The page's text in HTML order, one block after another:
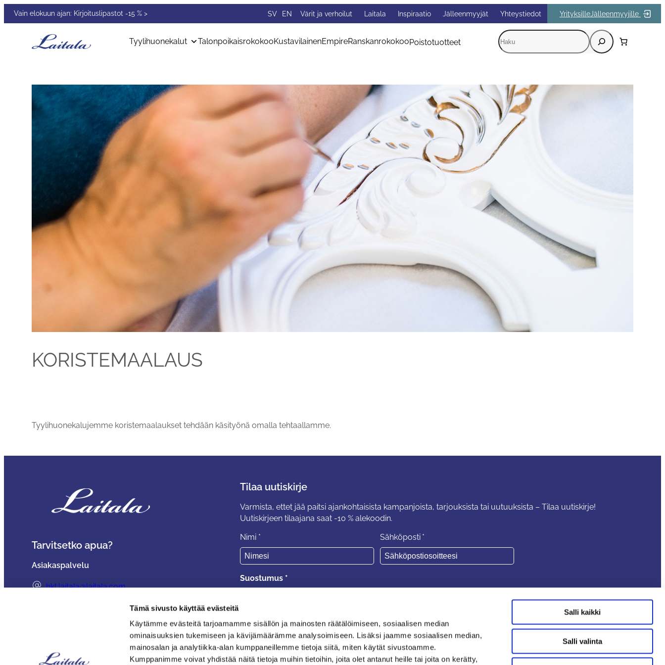
Tämä sivusto käyttää evästeitä
Käytämme evästeitä tarjoamamme sisällön ja mainosten räätälöimiseen, sosiaalisen median
ominaisuuksien tukemiseen ja kävijämäärämme analysoimiseen. Lisäksi jaamme sosiaalisen median,
mainosalan ja analytiikka-alan kumppaneillemme tietoja siitä, miten käytät sivustoamme.
Kumppanimme voivat yhdistää näitä tietoja muihin tietoihin, joita olet antanut heille tai joita on kerätty,
Salli kaikki
Salli valinta
SiirryVain elokuun ajan: Kirjoituslipastot -15 % > SV EN Värit ja verhoilut Laitala Inspiraatio Jälleenmyyjät Yhteystiedot YrityksilleJälleenmyyjille
Tyylihuonekalut TalonpoikaisrokokooKustavilainenEmpireRanskanrokokooPoistotuotteet
Etsi
KORISTEMAALAUS
Tyylihuonekalujemme koristemaalaukset tehdään käsityönä omalla tehtaallamme.
Tarvitsetko apua?
Asiakaspalvelu
hkt.laitala@laitala.com
Huonekalutehdas Laitala Oy
Tilaa uutiskirje
Varmista, ettet jää paitsi ajankohtaisista kampanjoista, tarjouksista tai uutuuksista – Tilaa uutiskirje!
Uutiskirjeen tilaajana saat -10 % alekoodin.
Nimi * Sähköposti *
Suostumus *
Värit ja verhoilut
Ota yhteyttä